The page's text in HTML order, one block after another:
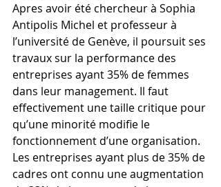
Apres avoir été chercheur à Sophia
Antipolis Michel et professeur à
l’université de Genève, il poursuit ses
travaux sur la performance des
entreprises ayant 35% de femmes
dans leur management. Il faut
effectivement une taille critique pour
qu’une minorité modifie le
fonctionnement d’une organisation.
Les entreprises ayant plus de 35% de
cadres ont connu une augmentation